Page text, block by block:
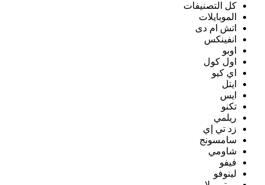
كل التصنيفات
الموبايلات
اتش ام دى
انفينكس
اوبو
اول كول
اي كيو
ايتل
ايس
تكنو
ريلمي
زد تي إي
سامسونج
شاومي
فيفو
لينوفو